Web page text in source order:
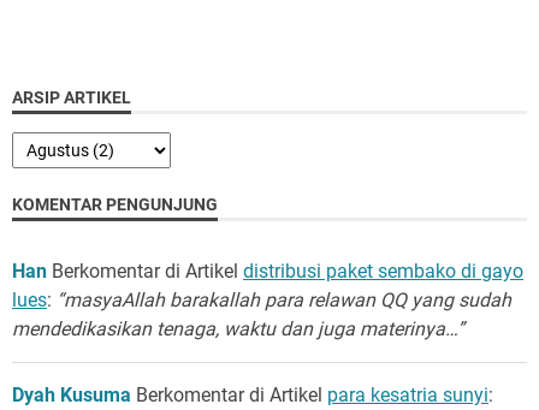
ARSIP ARTIKEL
KOMENTAR PENGUNJUNG
Han Berkomentar di Artikel distribusi paket sembako di gayo
lues: “masyaAllah barakallah para relawan QQ yang sudah
mendedikasikan tenaga, waktu dan juga materinya…”
Dyah Kusuma Berkomentar di Artikel para kesatria sunyi: